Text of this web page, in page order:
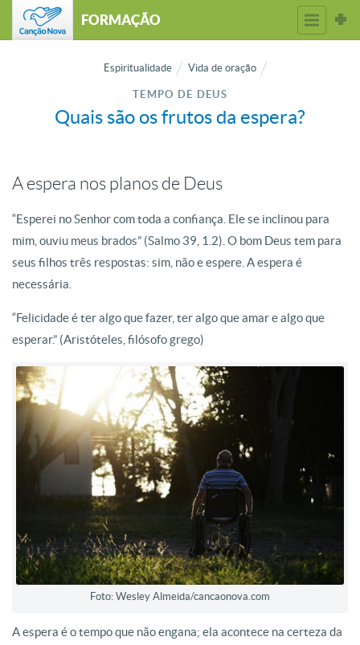
FORMAÇÃO
Espiritualidade Vida de oração
TEMPO DE DEUS
Quais são os frutos da espera?
A espera nos planos de Deus
“Esperei no Senhor com toda a confiança. Ele se inclinou para
mim, ouviu meus brados” (Salmo 39, 1.2). O bom Deus tem para
seus filhos três respostas: sim, não e espere. A espera é
necessária.
“Felicidade é ter algo que fazer, ter algo que amar e algo que
esperar.” (Aristóteles, filósofo grego)
Foto: Wesley Almeida/cancaonova.com
A espera é o tempo que não engana; ela acontece na certeza da